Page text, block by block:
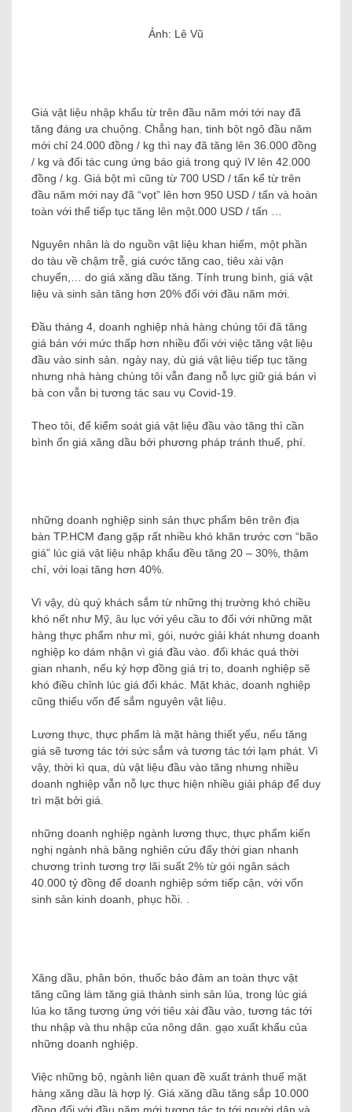
Ảnh: Lê Vũ
Giá vật liệu nhập khẩu từ trên đầu năm mới tới nay đã
tăng đáng ưa chuộng. Chẳng hạn, tinh bột ngô đầu năm
mới chỉ 24.000 đồng / kg thì nay đã tăng lên 36.000 đồng
/ kg và đối tác cung ứng báo giá trong quý IV lên 42.000
đồng / kg. Giá bột mì cũng từ 700 USD / tấn kể từ trên
đầu năm mới nay đã “vọt” lên hơn 950 USD / tấn và hoàn
toàn với thể tiếp tục tăng lên một.000 USD / tấn …
Nguyên nhân là do nguồn vật liệu khan hiếm, một phần
do tàu về chậm trễ, giá cước tăng cao, tiêu xài vận
chuyển,… do giá xăng dầu tăng. Tính trung bình, giá vật
liệu và sinh sản tăng hơn 20% đối với đầu năm mới.
Đầu tháng 4, doanh nghiệp nhà hàng chúng tôi đã tăng
giá bán với mức thấp hơn nhiều đối với việc tăng vật liệu
đầu vào sinh sản. ngày nay, dù giá vật liệu tiếp tục tăng
nhưng nhà hàng chúng tôi vẫn đang nỗ lực giữ giá bán vì
bà con vẫn bị tương tác sau vụ Covid-19.
Theo tôi, để kiểm soát giá vật liệu đầu vào tăng thì cần
bình ổn giá xăng dầu bởi phương pháp tránh thuế, phí.
những doanh nghiệp sinh sản thực phẩm bên trên địa
bàn TP.HCM đang gặp rất nhiều khó khăn trước cơn “bão
giá” lúc giá vật liệu nhập khẩu đều tăng 20 – 30%, thậm
chí, với loại tăng hơn 40%.
Vì vậy, dù quý khách sắm từ những thị trường khó chiều
khó nết như Mỹ, âu lục với yêu cầu to đối với những mặt
hàng thực phẩm như mì, gói, nước giải khát nhưng doanh
nghiệp ko dám nhận vì giá đầu vào. đổi khác quá thời
gian nhanh, nếu ký hợp đồng giá trị to, doanh nghiệp sẽ
khó điều chỉnh lúc giá đổi khác. Mặt khác, doanh nghiệp
cũng thiếu vốn để sắm nguyên vật liệu.
Lương thực, thực phẩm là mặt hàng thiết yếu, nếu tăng
giá sẽ tương tác tới sức sắm và tương tác tới lạm phát. Vì
vậy, thời kì qua, dù vật liệu đầu vào tăng nhưng nhiều
doanh nghiệp vẫn nỗ lực thực hiện nhiều giải pháp để duy
trì mặt bởi giá.
những doanh nghiệp ngành lương thực, thực phẩm kiến ​​
nghị ngành nhà băng nghiên cứu đẩy thời gian nhanh
chương trình tương trợ lãi suất 2% từ gói ngân sách
40.000 tỷ đồng để doanh nghiệp sớm tiếp cận, với vốn
sinh sản kinh doanh, phục hồi. .
Xăng dầu, phân bón, thuốc bảo đảm an toàn thực vật
tăng cũng làm tăng giá thành sinh sản lúa, trong lúc giá
lúa ko tăng tương ứng với tiêu xài đầu vào, tương tác tới
thu nhập và thu nhập của nông dân. gạo xuất khẩu của
những doanh nghiệp.
Việc những bộ, ngành liên quan đề xuất tránh thuế mặt
hàng xăng dầu là hợp lý. Giá xăng dầu tăng sắp 10.000
đồng đối với đầu năm mới tương tác to tới người dân và